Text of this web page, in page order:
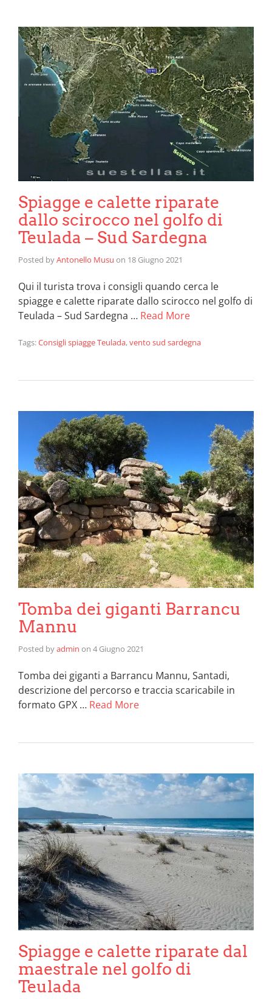
Spiagge e calette riparate
dallo scirocco nel golfo di
Teulada – Sud Sardegna
Posted byAntonello Musu on 18 Giugno 2021
Qui il turista trova i consigli quando cerca le
spiagge e calette riparate dallo scirocco nel golfo di
Teulada – Sud Sardegna … Read More
Tags:Consigli spiagge Teulada,vento sud sardegna
Tomba dei giganti Barrancu
Mannu
Posted byadmin on 4 Giugno 2021
Tomba dei giganti a Barrancu Mannu, Santadi,
descrizione del percorso e traccia scaricabile in
formato GPX … Read More
Spiagge e calette riparate dal
maestrale nel golfo di
Teulada